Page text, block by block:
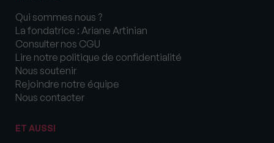
Qui sommes nous ?
La fondatrice : Ariane Artinian
Consulter nos CGU
Lire notre politique de confidentialité
Nous soutenir
Rejoindre notre équipe
Nous contacter
ET AUSSI